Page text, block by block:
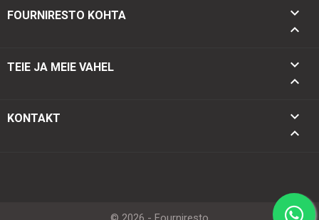
FOURNIRESTO KOHTA


TEIE JA MEIE VAHEL


KONTAKT
keyboard_arrow_down
keyboard_arrow_up